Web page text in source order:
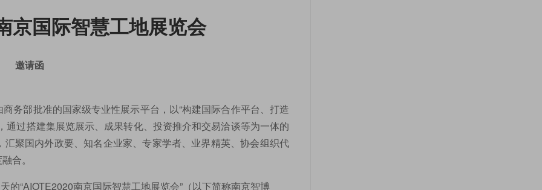
京国际智慧工地展览会
邀请函
务部批准的国家级专业性展示平台，以“构建国际合作平台、打造
过搭建集展览展示、成果转化、投资推介和交易洽谈等为一体的
聚国内外政要、知名企业家、专家学者、业界精英、协会组织代
合。
“AIOTE2020南京国际智慧工地展览会”（以下简称南京智博